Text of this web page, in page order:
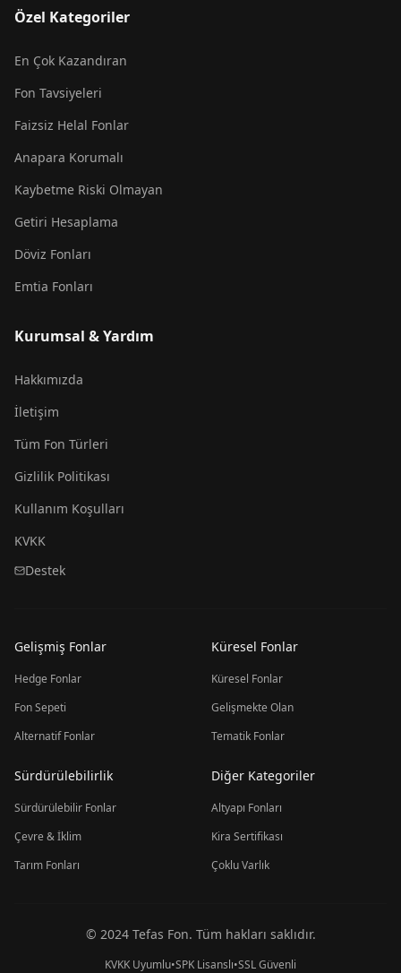
Özel Kategoriler
En Çok Kazandıran
Fon Tavsiyeleri
Faizsiz Helal Fonlar
Anapara Korumalı
Kaybetme Riski Olmayan
Getiri Hesaplama
Döviz Fonları
Emtia Fonları
Kurumsal & Yardım
Hakkımızda
İletişim
Tüm Fon Türleri
Gizlilik Politikası
Kullanım Koşulları
KVKK
Destek
Gelişmiş Fonlar
Hedge Fonlar
Fon Sepeti
Alternatif Fonlar
Küresel Fonlar
Küresel Fonlar
Gelişmekte Olan
Tematik Fonlar
Sürdürülebilirlik
Sürdürülebilir Fonlar
Çevre & İklim
Tarım Fonları
Diğer Kategoriler
Altyapı Fonları
Kira Sertifikası
Çoklu Varlık
© 2024 Tefas Fon. Tüm hakları saklıdır.
KVKK Uyumlu•SPK Lisanslı•SSL Güvenli